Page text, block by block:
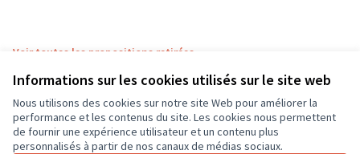
Informations sur les cookies utilisés sur le site web
Nous utilisons des cookies sur notre site Web pour améliorer la
performance et les contenus du site. Les cookies nous permettent
de fournir une expérience utilisateur et un contenu plus
personnalisés à partir de nos canaux de médias sociaux.
Voir toutes les propositions retirées
Conditions d'utilisation
Paramètres des cookies
CD37 sur XCD37 sur Facebook
CD37 sur Instagram
CD37 sur YouTube